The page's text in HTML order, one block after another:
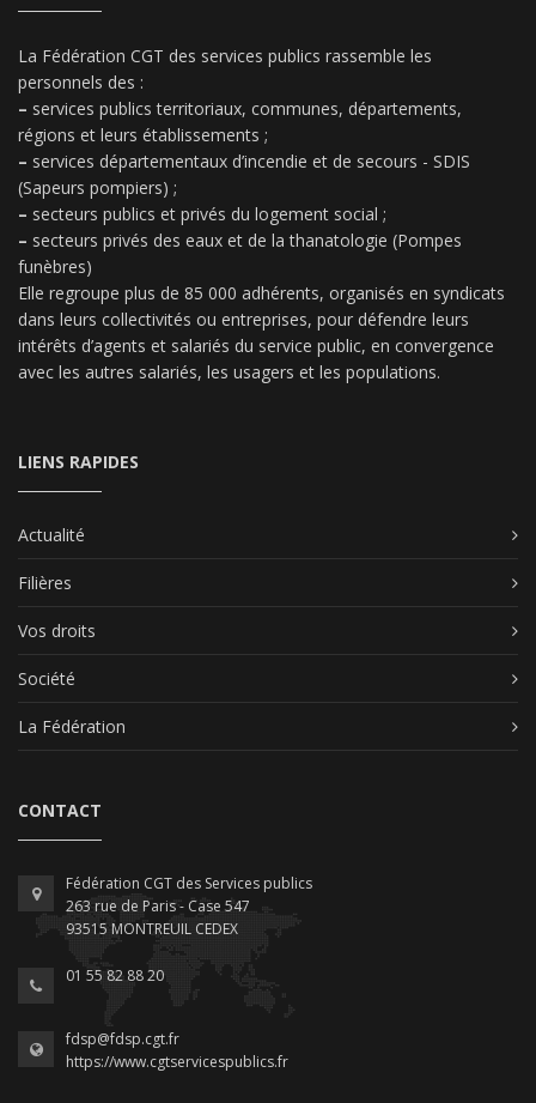
La Fédération CGT des services publics rassemble les
personnels des :
– services publics territoriaux, communes, départements,
régions et leurs établissements ;
– services départementaux d’incendie et de secours - SDIS
(Sapeurs pompiers) ;
– secteurs publics et privés du logement social ;
– secteurs privés des eaux et de la thanatologie (Pompes
funèbres)
Elle regroupe plus de 85 000 adhérents, organisés en syndicats
dans leurs collectivités ou entreprises, pour défendre leurs
intérêts d’agents et salariés du service public, en convergence
avec les autres salariés, les usagers et les populations.
LIENS RAPIDES
Actualité
Filières
Vos droits
Société
La Fédération
CONTACT
Fédération CGT des Services publics
263 rue de Paris - Case 547
93515 MONTREUIL CEDEX
01 55 82 88 20
fdsp@fdsp.cgt.fr
https://www.cgtservicespublics.fr